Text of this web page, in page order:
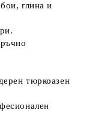
глина и
тюркоазен